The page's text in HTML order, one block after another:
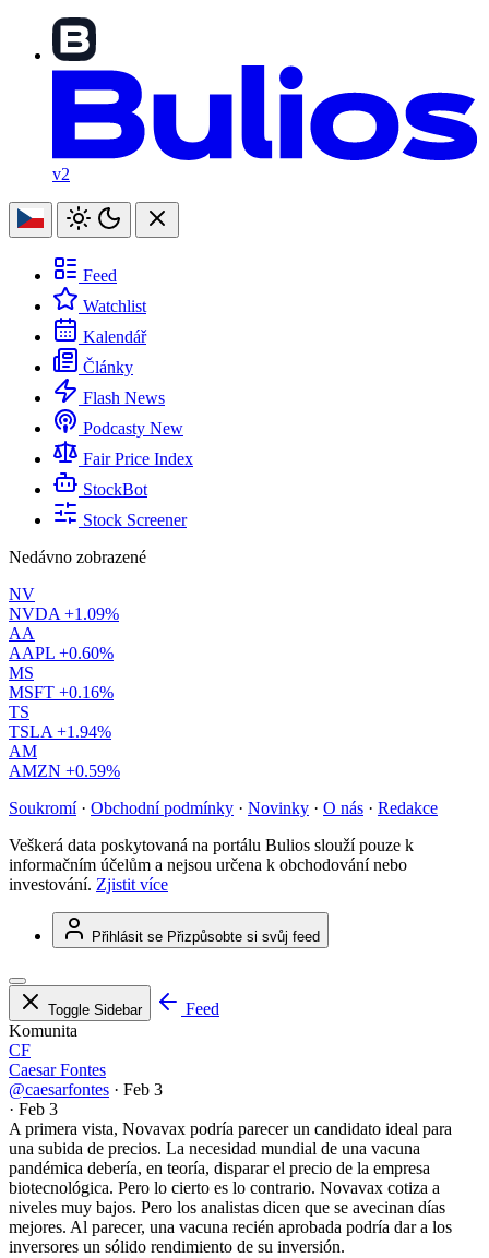
v2
Feed
Watchlist
Kalendář
Články
Flash News
Podcasty New
Fair Price Index
StockBot
Stock Screener
Nedávno zobrazené
NV
NVDA +1.09%
AA
AAPL +0.60%
MS
MSFT +0.16%
TS
TSLA +1.94%
AM
AMZN +0.59%
Soukromí · Obchodní podmínky · Novinky · O nás · Redakce
Veškerá data poskytovaná na portálu Bulios slouží pouze k
informačním účelům a nejsou určena k obchodování nebo
investování. Zjistit více
Přihlásit se Přizpůsobte si svůj feed
Toggle Sidebar
Feed
Komunita
CF
Caesar Fontes
@caesarfontes · Feb 3
· Feb 3
A primera vista, Novavax podría parecer un candidato ideal para
una subida de precios. La necesidad mundial de una vacuna
pandémica debería, en teoría, disparar el precio de la empresa
biotecnológica. Pero lo cierto es lo contrario. Novavax cotiza a
niveles muy bajos. Pero los analistas dicen que se avecinan días
mejores. Al parecer, una vacuna recién aprobada podría dar a los
inversores un sólido rendimiento de su inversión.